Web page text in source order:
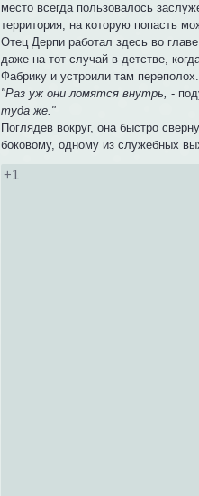
место всегда пользовалось
территория, на которую попасть
Отец Дерпи работал здесь во
даже на тот случай в детстве,
Фабрику и устроили там переполох.
"Раз уж они ломятся внутрь,-
туда же."
Поглядев вокруг, она быстро
боковому, одному из служебных
+1